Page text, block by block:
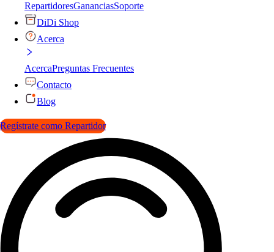
RepartidoresGananciasSoporte
DiDi Shop
Acerca
AcercaPreguntas Frecuentes
Contacto
Blog
Regístrate como Repartidor